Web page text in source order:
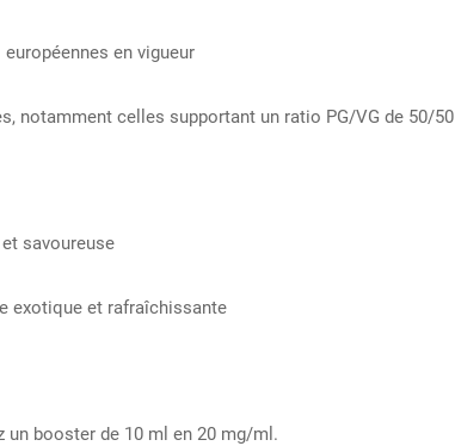
en vigueur
notamment celles supportant un ratio PG/VG de 50/50
savoureuse
exotique et rafraîchissante
booster de 10 ml en 20 mg/ml.